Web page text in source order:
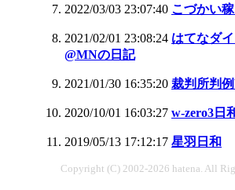
2022/03/03 23:07:40 こづかい
2021/02/01 23:08:24 はてなダ
@MNの日記
2021/01/30 16:35:20 裁判所判
2020/10/01 16:03:27 w-zero3日
2019/05/13 17:12:17 星羽日和
Copyright (C) 2002-2026 hatena. All